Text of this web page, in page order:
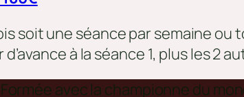
soit une séance par semaine
à la séance 1, plus les 2
avec la championne du